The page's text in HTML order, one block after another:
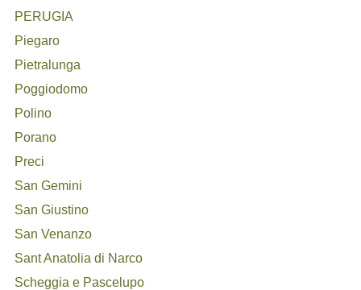
PERUGIA
Piegaro
Pietralunga
Poggiodomo
Polino
Porano
Preci
San Gemini
San Giustino
San Venanzo
Sant Anatolia di Narco
Scheggia e Pascelupo